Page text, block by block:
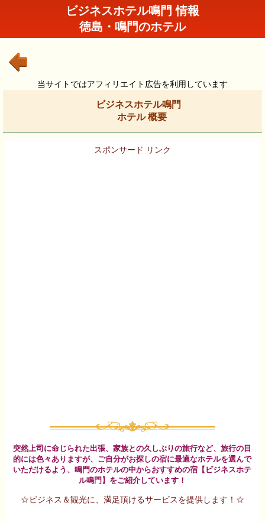
ビジネスホテル鳴門 情報
徳島・鳴門のホテル
当サイトではアフィリエイト広告を利用しています
ビジネスホテル鳴門
ホテル 概要
スポンサード リンク
突然上司に命じられた出張、家族との久しぶりの旅行など、旅行の目
的には色々ありますが、ご自分がお探しの宿に最適なホテルを選んで
いただけるよう、鳴門のホテルの中からおすすめの宿【ビジネスホテ
ル鳴門】をご紹介しています！
☆ビジネス＆観光に、満足頂けるサービスを提供します！☆